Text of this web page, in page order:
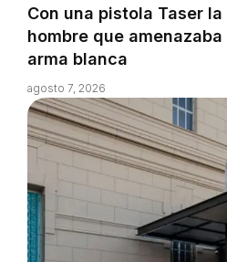
Con una pistola Taser
hombre que
arma blanca
agosto 7, 2026